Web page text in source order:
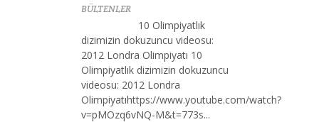
BÜLTENLER
10 Olimpiyatlık
dizimizin dokuzuncu videosu:
2012 Londra Olimpiyatı 10
Olimpiyatlık dizimizin dokuzuncu
videosu: 2012 Londra
Olimpiyatıhttps://www.youtube.com/watch?
v=pMOzq6vNQ-M&t=773s...